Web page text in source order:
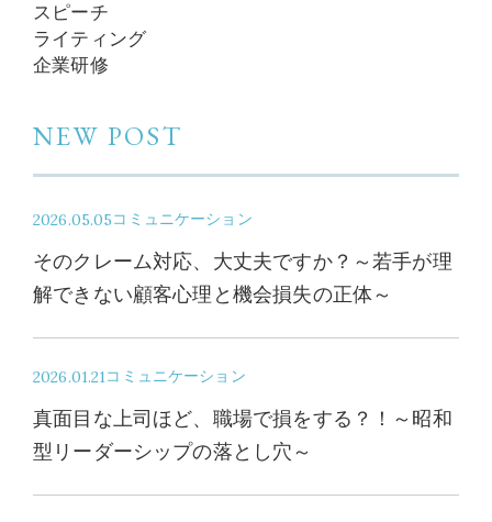
スピーチ
ライティング
企業研修
NEW POST
2026.05.05 コミュニケーション
そのクレーム対応、大丈夫ですか？～若手が理
解できない顧客心理と機会損失の正体～
2026.01.21コミュニケーション
真面目な上司ほど、職場で損をする？！～昭和
型リーダーシップの落とし穴～